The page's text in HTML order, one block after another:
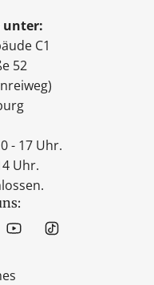
unter:
C1
52
- 17 Uhr.
Uhr.